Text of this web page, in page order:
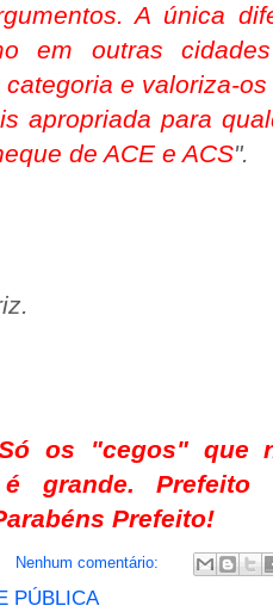
A única
em outras
e valoriza-
apropriada para
de ACE e ACS".
os "cegos" que
grande. Prefeito
Prefeito!
Nenhum comentário:
PÚBLICA